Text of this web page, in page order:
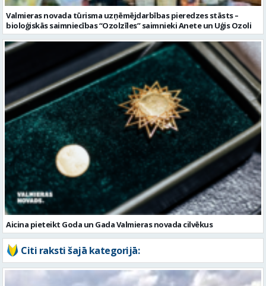
Aicina pieteikt Goda un Gada Valmieras novada cilvēkus
Citi raksti šajā kategorijā: